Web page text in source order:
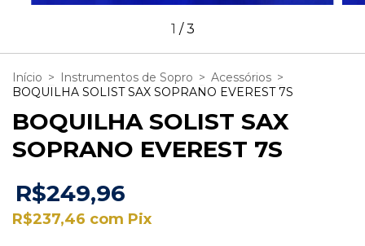
1 /3
Início > Instrumentos de Sopro > Acessórios >
BOQUILHA SOLIST SAX SOPRANO EVEREST 7S
BOQUILHA SOLIST SAX
SOPRANO EVEREST 7S
R$249,96
R$237,46 com Pix